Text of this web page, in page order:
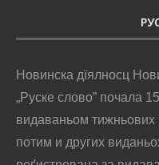
Новинска дїялносц
„Руске слово” почала
видаваньом тижньових
потим и других